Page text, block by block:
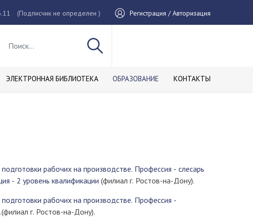
(Подписчик не определен ) Регистрация / Авторизация
ЭЛЕКТРОННАЯ БИБЛИОТЕКА ОБРАЗОВАНИЕ КОНТАКТЫ
рабочих на производстве. Профессия - слесарь
- 2 уровень квалификации (филиал г. Ростов-на-Дону).
рабочих на производстве. Профессия -
.(филиал г. Ростов-на-Дону).